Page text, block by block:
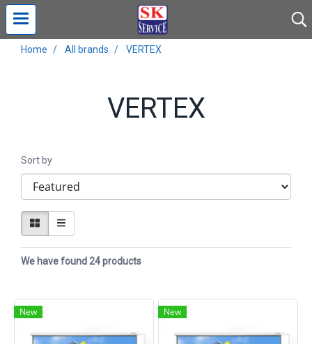
Home All brands VERTEX
VERTEX
Sort by
We have found 24 products
New New